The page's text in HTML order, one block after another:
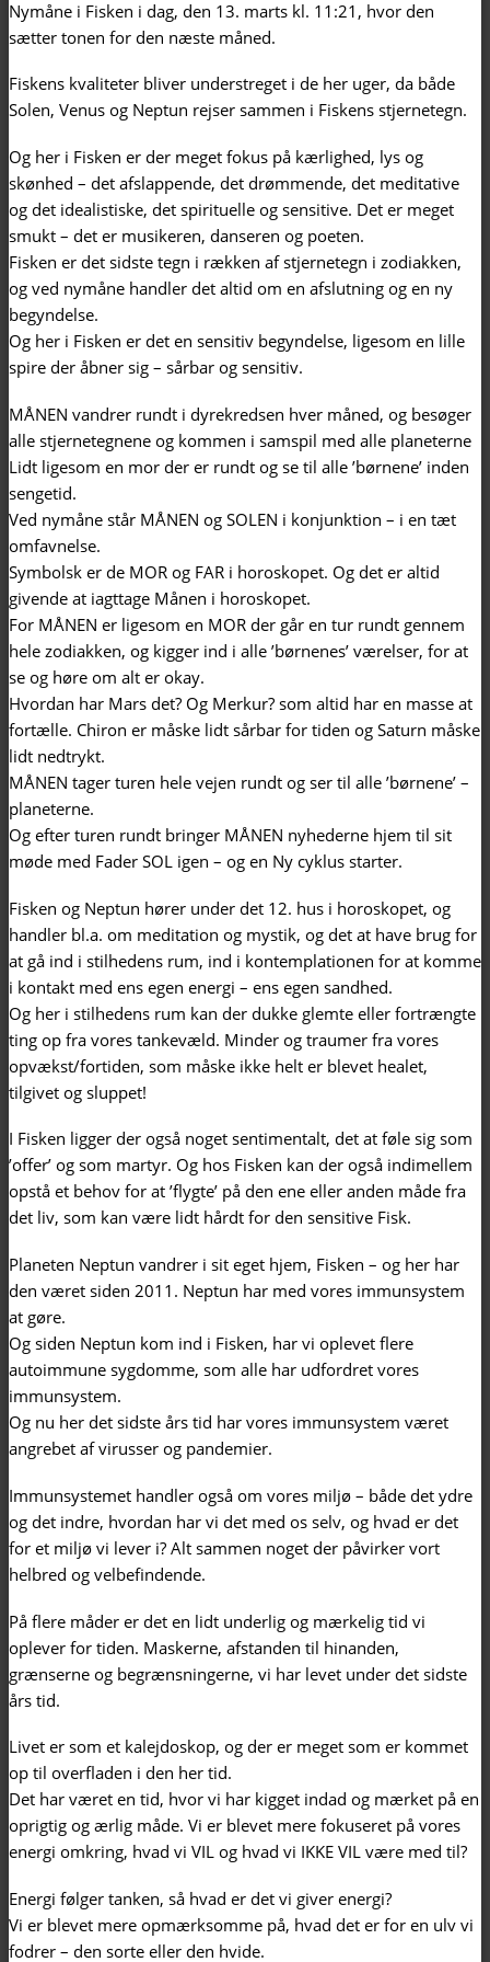
Nymåne i Fisken i dag, den 13. marts kl. 11:21, hvor den
sætter tonen for den næste måned.
Fiskens kvaliteter bliver understreget i de her uger, da både
Solen, Venus og Neptun rejser sammen i Fiskens stjernetegn.
Og her i Fisken er der meget fokus på kærlighed, lys og
skønhed – det afslappende, det drømmende, det meditative
og det idealistiske, det spirituelle og sensitive. Det er meget
smukt – det er musikeren, danseren og poeten.
Fisken er det sidste tegn i rækken af stjernetegn i zodiakken,
og ved nymåne handler det altid om en afslutning og en ny
begyndelse.
Og her i Fisken er det en sensitiv begyndelse, ligesom en lille
spire der åbner sig – sårbar og sensitiv.
MÅNEN vandrer rundt i dyrekredsen hver måned, og besøger
alle stjernetegnene og kommen i samspil med alle planeterne
Lidt ligesom en mor der er rundt og se til alle ’børnene’ inden
sengetid.
Ved nymåne står MÅNEN og SOLEN i konjunktion – i en tæt
omfavnelse.
Symbolsk er de MOR og FAR i horoskopet. Og det er altid
givende at iagttage Månen i horoskopet.
For MÅNEN er ligesom en MOR der går en tur rundt gennem
hele zodiakken, og kigger ind i alle ’børnenes’ værelser, for at
se og høre om alt er okay.
Hvordan har Mars det? Og Merkur? som altid har en masse at
fortælle. Chiron er måske lidt sårbar for tiden og Saturn måske
lidt nedtrykt.
MÅNEN tager turen hele vejen rundt og ser til alle ’børnene’ –
planeterne.
Og efter turen rundt bringer MÅNEN nyhederne hjem til sit
møde med Fader SOL igen – og en Ny cyklus starter.
Fisken og Neptun hører under det 12. hus i horoskopet, og
handler bl.a. om meditation og mystik, og det at have brug for
at gå ind i stilhedens rum, ind i kontemplationen for at komme
i kontakt med ens egen energi – ens egen sandhed.
Og her i stilhedens rum kan der dukke glemte eller fortrængte
ting op fra vores tankevæld. Minder og traumer fra vores
opvækst/fortiden, som måske ikke helt er blevet healet,
tilgivet og sluppet!
I Fisken ligger der også noget sentimentalt, det at føle sig som
’offer’ og som martyr. Og hos Fisken kan der også indimellem
opstå et behov for at ’flygte’ på den ene eller anden måde fra
det liv, som kan være lidt hårdt for den sensitive Fisk.
Planeten Neptun vandrer i sit eget hjem, Fisken – og her har
den været siden 2011. Neptun har med vores immunsystem
at gøre.
Og siden Neptun kom ind i Fisken, har vi oplevet flere
autoimmune sygdomme, som alle har udfordret vores
immunsystem.
Og nu her det sidste års tid har vores immunsystem været
angrebet af virusser og pandemier.
Immunsystemet handler også om vores miljø – både det ydre
og det indre, hvordan har vi det med os selv, og hvad er det
for et miljø vi lever i? Alt sammen noget der påvirker vort
helbred og velbefindende.
På flere måder er det en lidt underlig og mærkelig tid vi
oplever for tiden. Maskerne, afstanden til hinanden,
grænserne og begrænsningerne, vi har levet under det sidste
års tid.
Livet er som et kalejdoskop, og der er meget som er kommet
op til overfladen i den her tid.
Det har været en tid, hvor vi har kigget indad og mærket på en
oprigtig og ærlig måde. Vi er blevet mere fokuseret på vores
energi omkring, hvad vi VIL og hvad vi IKKE VIL være med til?
Energi følger tanken, så hvad er det vi giver energi?
Vi er blevet mere opmærksomme på, hvad det er for en ulv vi
fodrer – den sorte eller den hvide.